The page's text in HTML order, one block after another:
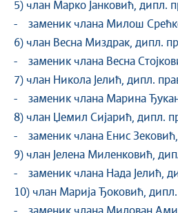
5) члан Марко Јанковић, дипл.
- заменик члана Милош
6) члан Весна Миздрак, дипл.
- заменик члана Весна
7) члан Никола Јелић, дипл.
- заменик члана Марина
8) члан Џемил Сијарић, дипл.
- заменик члана Енис
9) члан Јелена Миленковић,
- заменик члана Нада Јелић,
10) члан Марија Ђоковић,